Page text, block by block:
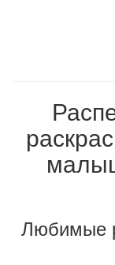
Любимые